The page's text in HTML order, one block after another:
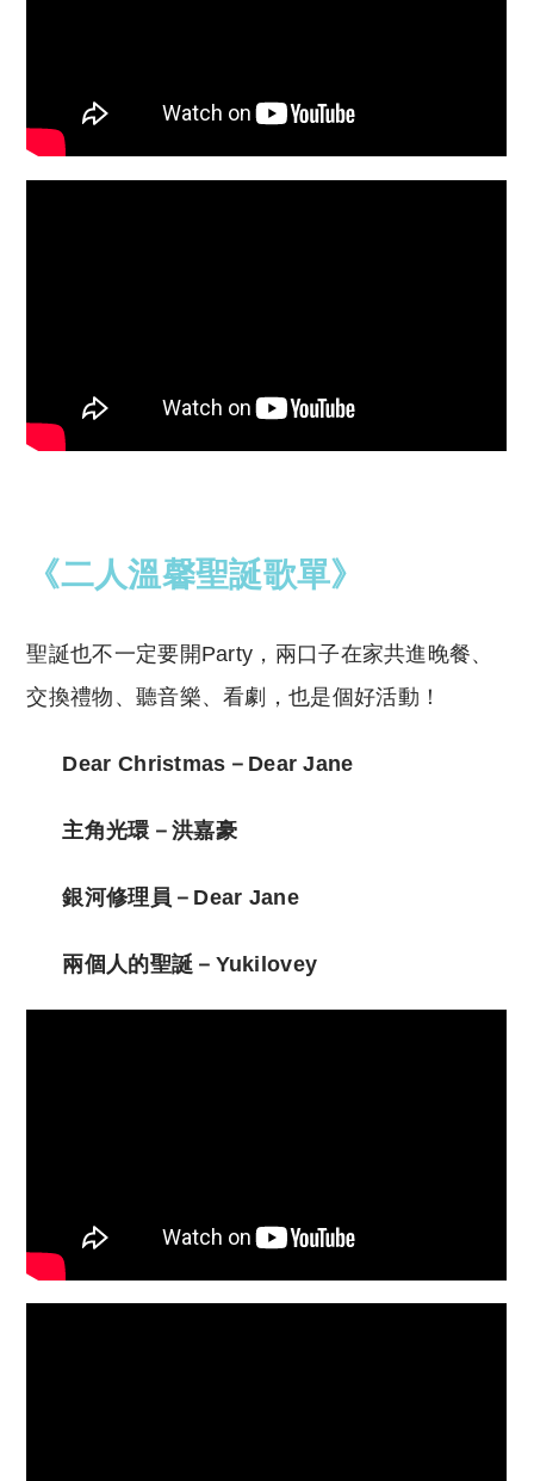
《二人溫馨聖誕歌單》
聖誕也不一定要開Party，兩口子在家共進晚餐、
交換禮物、聽音樂、看劇，也是個好活動！
Dear Christmas－Dear Jane
主角光環－洪嘉豪
銀河修理員－Dear Jane
兩個人的聖誕－Yukilovey